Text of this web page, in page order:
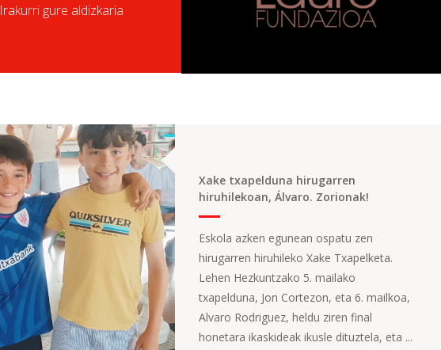
Irakurri gure aldizkaria
Xake txapelduna hirugarren
hiruhilekoan, Álvaro. Zorionak!
Eskola azken egunean ospatu zen
hirugarren hiruhileko Xake Txapelketa.
Lehen Hezkuntzako 5. mailako
txapelduna, Jon Cortezon, eta 6. mailkoa,
Alvaro Rodriguez, heldu ziren final
honetara ikaskideak ikusle dituztela, eta ...